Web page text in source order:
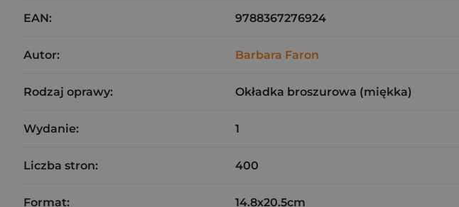
EAN: 9788367276924
Autor: Barbara Faron
Rodzaj oprawy: Okładka broszurowa (miękka)
Wydanie: 1
Liczba stron: 400
Format: 14.8x20.5cm